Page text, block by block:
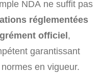
NDA ne suffit pas
réglementées
officiel,
garantissant
en vigueur.